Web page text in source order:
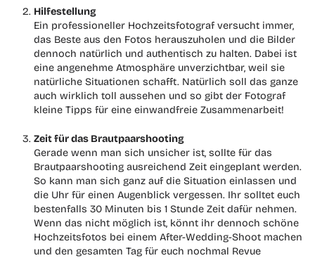
Hilfestellung
Ein professioneller Hochzeitsfotograf versucht immer,
das Beste aus den Fotos herauszuholen und die Bilder
dennoch natürlich und authentisch zu halten. Dabei ist
eine angenehme Atmosphäre unverzichtbar, weil sie
natürliche Situationen schafft. Natürlich soll das ganze
auch wirklich toll aussehen und so gibt der Fotograf
kleine Tipps für eine einwandfreie Zusammenarbeit!
Zeit für das Brautpaarshooting
Gerade wenn man sich unsicher ist, sollte für das
Brautpaarshooting ausreichend Zeit eingeplant werden.
So kann man sich ganz auf die Situation einlassen und
die Uhr für einen Augenblick vergessen. Ihr solltet euch
bestenfalls 30 Minuten bis 1 Stunde Zeit dafür nehmen.
Wenn das nicht möglich ist, könnt ihr dennoch schöne
Hochzeitsfotos bei einem After-Wedding-Shoot machen
und den gesamten Tag für euch nochmal Revue